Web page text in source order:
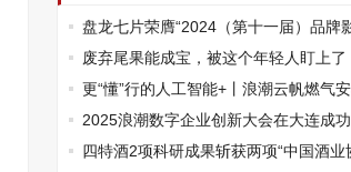
盘龙七片荣膺“2024（第十一届）品牌
产品”荣誉
废弃尾果能成宝，被这个年轻人盯上了
更“懂”行的人工智能+丨浪潮云帆燃气
守护城市生命线
2025浪潮数字企业创新大会在大连成
四特酒2项科研成果斩获两项“中国酒业